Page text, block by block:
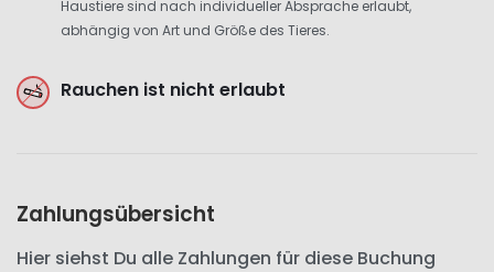
Haustiere sind nach individueller Absprache erlaubt,
abhängig von Art und Größe des Tieres.
Rauchen ist nicht erlaubt
Zahlungsübersicht
Hier siehst Du alle Zahlungen für diese Buchung